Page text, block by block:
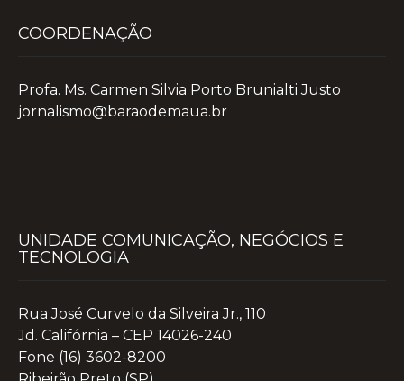
COORDENAÇÃO
Profa. Ms. Carmen Silvia Porto Brunialti Justo
jornalismo@baraodemaua.br
UNIDADE COMUNICAÇÃO, NEGÓCIOS E
TECNOLOGIA
Rua José Curvelo da Silveira Jr., 110
Jd. Califórnia – CEP 14026-240
Fone (16) 3602-8200